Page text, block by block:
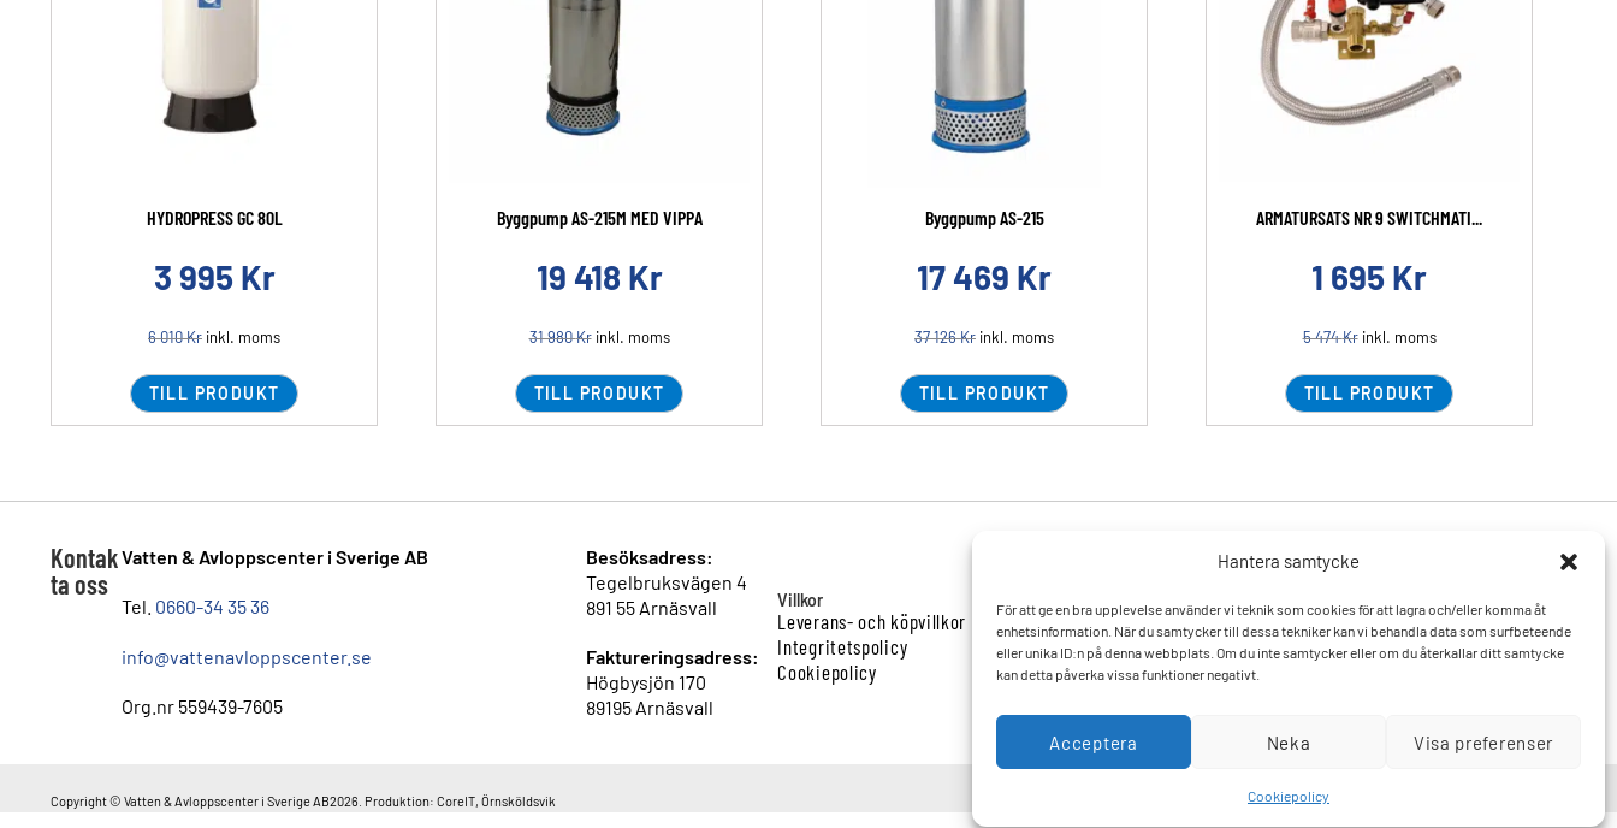
Hantera samtycke
För att ge en bra upplevelse använder vi teknik som cookies för att lagra och/eller komma åt
enhetsinformation. När du samtycker till dessa tekniker kan vi behandla data som surfbeteende
eller unika ID:n på denna webbplats. Om du inte samtycker eller om du återkallar ditt samtycke
kan detta påverka vissa funktioner negativt.
Acceptera Neka Visa preferenser
Cookiepolicy
HYDROPRESS GC 80L
3 995 Kr
6 010Kr inkl. moms
TILL PRODUKT
Byggpump AS-215M MED VIPPA
19 418 Kr
31 980Krinkl. moms
TILL PRODUKT
Byggpump AS-215
17 469 Kr
37 126Kr inkl. moms
TILL PRODUKT
ARMATURSATS NR 9 SWITCHMATI...
1 695 Kr
5 474Krinkl. moms
TILL PRODUKT
Kontak
ta oss
Vatten & Avloppscenter i Sverige AB
Tel. 0660-34 35 36
info@vattenavloppscenter.se
Org.nr 559439-7605
Besöksadress:
Tegelbruksvägen 4
891 55 Arnäsvall
Faktureringsadress:
Högbysjön 170
89195 Arnäsvall
Villkor
Leverans- och köpvillkor
Integritetspolicy
Cookiepolicy
Varumärken
Mitt konto
Vanliga frågor och svar
Kontakta oss
Hitta till oss
Copyright © Vatten & Avloppscenter i Sverige AB2026. Produktion: CoreIT, Örnsköldsvik